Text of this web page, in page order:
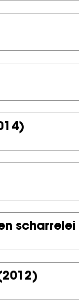
scharrelei